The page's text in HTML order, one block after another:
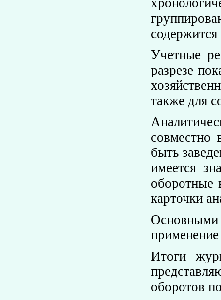
Учетные
разрезе
также для
совместно
быть
имеется
оборотные
карточки
Основными
Итоги
оборотов